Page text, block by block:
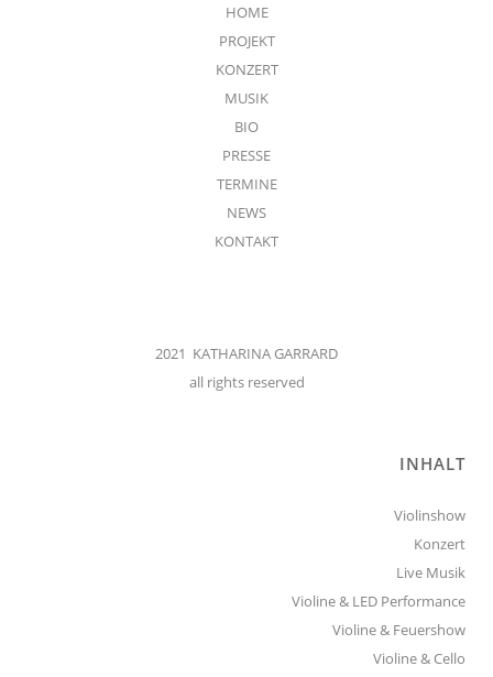
HOME
PROJEKT
KONZERT
MUSIK
BIO
PRESSE
TERMINE
NEWS
KONTAKT
2021 KATHARINA GARRARD
all rights reserved
INHALT
Violinshow
Konzert
Live Musik
Violine & LED Performance
Violine & Feuershow
Violine & Cello